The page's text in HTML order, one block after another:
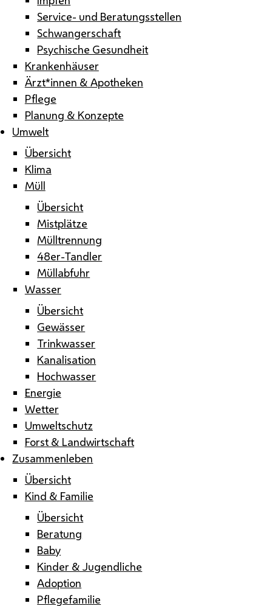
Service- und Beratungsstellen
Schwangerschaft
Psychische Gesundheit
Krankenhäuser
Ärzt*innen & Apotheken
Pflege
Planung & Konzepte
Umwelt
Übersicht
Klima
Müll
Übersicht
Mistplätze
Mülltrennung
48er-Tandler
Müllabfuhr
Wasser
Übersicht
Gewässer
Trinkwasser
Kanalisation
Hochwasser
Energie
Wetter
Umweltschutz
Forst & Landwirtschaft
Zusammenleben
Übersicht
Kind & Familie
Übersicht
Beratung
Baby
Kinder & Jugendliche
Adoption
Pflegefamilie